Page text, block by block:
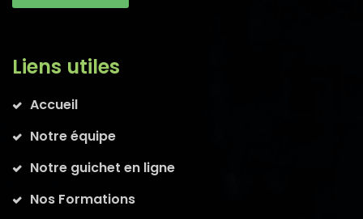
Liens utiles
Accueil
Notre équipe
Notre guichet en ligne
Nos Formations